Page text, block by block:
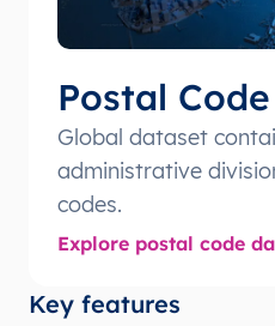
Postal
Global dataset
administrative
codes.
Explore postal code
Key features